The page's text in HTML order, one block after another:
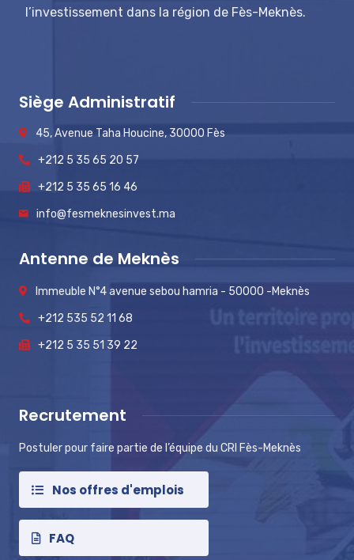
l’investissement dans la région de Fès-Meknès.
Siège Administratif
45, Avenue Taha Houcine, 30000 Fès
+212 5 35 65 20 57
+212 5 35 65 16 46
info@fesmeknesinvest.ma
Antenne de Meknès
Immeuble N°4 avenue sebou hamria - 50000 -Meknès
+212 535 52 11 68
+212 5 35 51 39 22
Recrutement
Postuler pour faire partie de l’équipe du CRI Fès-Meknès
Nos offres d'emplois
FAQ